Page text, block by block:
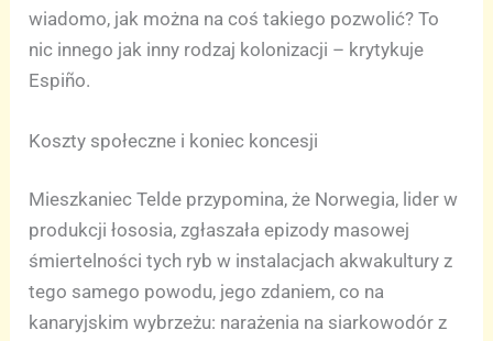
wiadomo, jak można na coś takiego pozwolić? To
nic innego jak inny rodzaj kolonizacji – krytykuje
Espiño.
Koszty społeczne i koniec koncesji
Mieszkaniec Telde przypomina, że Norwegia, lider w
produkcji łososia, zgłaszała epizody masowej
śmiertelności tych ryb w instalacjach akwakultury z
tego samego powodu, jego zdaniem, co na
kanaryjskim wybrzeżu: narażenia na siarkowodór z